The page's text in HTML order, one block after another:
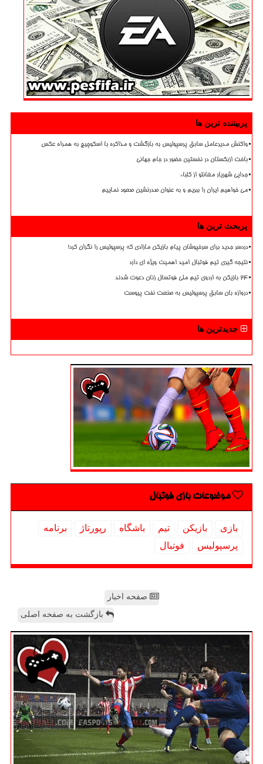
پربیننده ترین ها
واکنش مدیرعامل سابق پرسپولیس به بازگشت و مذاکره با اسکوچیچ به همراه عکس
باخت ازبکستان در نخستین حضور در جام جهانی
جدایی شهریار مغانلو از کلباء
می خواهیم ایران را ببریم و به عنوان صدرنشین صعود نماییم
پربحث ترین ها
دردسر جدید برای سرخپوشان پیام بازیکن مازادی که پرسپولیس را نگران کرد!
نتیجه گیری تیم فوتبال امید اهمیت ویژه ای دارد
۲۴ بازیکن به اردوی تیم ملی فوتسال زنان دعوت شدند
دروازه بان سابق پرسپولیس به صنعت نفت پیوست
جدیدترین ها
موضوعات بازی فوتبال
بازی بازیكن تیم باشگاه رپورتاژ
برنامه
پرسپولیس
فوتبال
صفحه اخبار
بازگشت به صفحه اصلی